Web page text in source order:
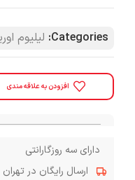
Categories: لیلیوم
افزودن به علاقه مندی
دارای سه روزگارانتی
ارسال رایگان در تهران